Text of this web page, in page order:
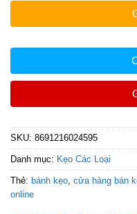
SKU: 8691216024595
Danh mục: Kẹo Các Loại
Thẻ: bánh kẹo, cửa hàng bán
online